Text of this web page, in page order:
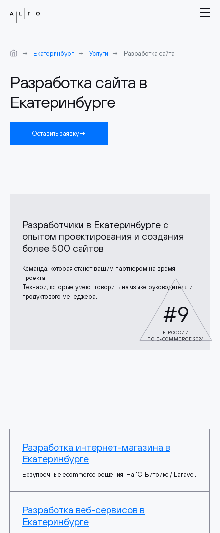
Екатеринбург Услуги Разработка сайта
Разработка сайта в
Екатеринбурге
Оставить заявку
Разработчики в Екатеринбурге с
опытом проектирования и создания
более 500 сайтов
Команда, которая станет вашим партнером на время
проекта.
Технари, которые умеют говорить на языке руководителя и
продуктового менеджера.
#9
В РОССИИ
ПО E-COMMERCE 2024
Разработка интернет-магазина в
Екатеринбурге
Безупречные ecommerce решения. На 1С-Битрикс / Laravel.
Разработка веб-сервисов в
Екатеринбурге